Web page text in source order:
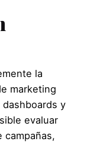
la
marketing
dashboards y
evaluar
campañas,